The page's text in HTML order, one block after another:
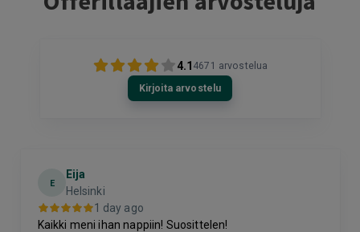
4.1 4671 arvostelua
Kirjoita arvostelu
E
Eija
Helsinki
1 day ago
Kaikki meni ihan nappiin! Suosittelen!